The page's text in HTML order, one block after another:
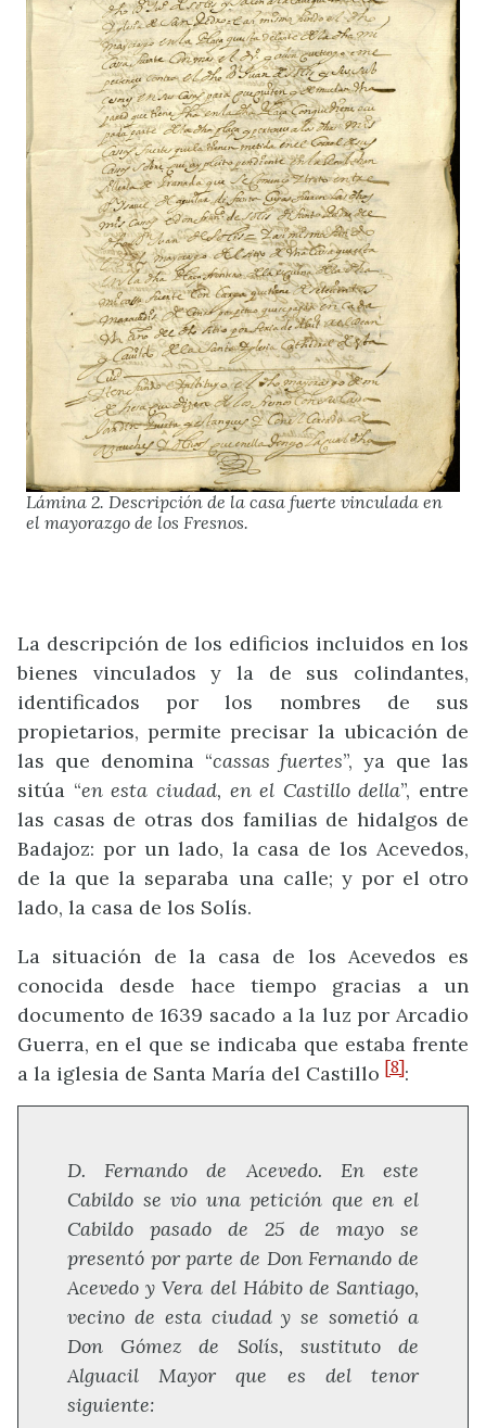
Lámina 2. Descripción de la casa fuerte vinculada en
el mayorazgo de los Fresnos.
La descripción de los edificios incluidos en los
bienes vinculados y la de sus colindantes,
identificados por los nombres de sus
propietarios, permite precisar la ubicación de
las que denomina “cassas fuertes”, ya que las
sitúa “en esta ciudad, en el Castillo della”, entre
las casas de otras dos familias de hidalgos de
Badajoz: por un lado, la casa de los Acevedos,
de la que la separaba una calle; y por el otro
lado, la casa de los Solís.
La situación de la casa de los Acevedos es
conocida desde hace tiempo gracias a un
documento de 1639 sacado a la luz por Arcadio
Guerra, en el que se indicaba que estaba frente
a la iglesia de Santa María del Castillo [8]:
D. Fernando de Acevedo. En este
Cabildo se vio una petición que en el
Cabildo pasado de 25 de mayo se
presentó por parte de Don Fernando de
Acevedo y Vera del Hábito de Santiago,
vecino de esta ciudad y se sometió a
Don Gómez de Solís, sustituto de
Alguacil Mayor que es del tenor
siguiente: